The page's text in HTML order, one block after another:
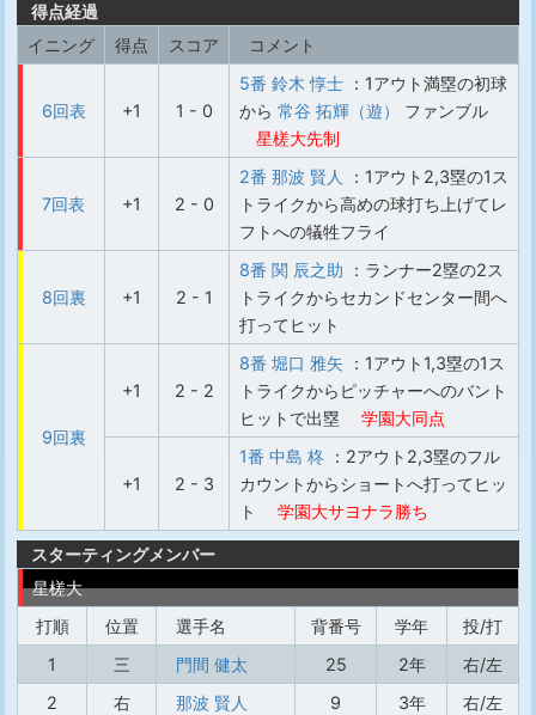
得点経過
イニング
得点 スコア コメント
6回表 +1 1 - 0
5番 鈴木 惇士 ：1アウト満塁の初球
から 常谷 拓輝（遊）
ファンブル
星槎大先制
7回表 +1 2 - 0
2番 那波 賢人
：1アウト2,3塁の1ス
トライクから高めの球打ち上げてレ
フトへの犠牲フライ
8回裏 +1 2 - 1
8番 関 辰之助 ：ランナー2塁の2ス
トライクからセカンドセンター間へ
打ってヒット
9回裏
+1 2 - 2
8番 堀口 雅矢
：1アウト1,3塁の1ス
トライクからピッチャーへのバント
ヒットで出塁
学園大同点
+1 2 - 3
1番 中島 柊 ：2アウト2,3塁のフル
カウントからショートへ打ってヒッ
ト
学園大サヨナラ勝ち
スターティングメンバー
星槎大
打順
位置 選手名 背番号 学年
投/打
1
三 門間 健太 25 2年
右/左
2
右 那波 賢人 9 3年
右/左